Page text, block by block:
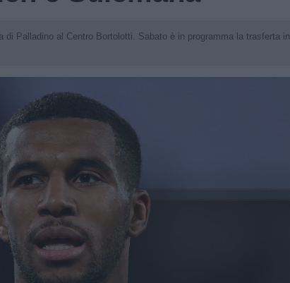
di Palladino al Centro Bortolotti. Sabato è in programma la trasferta in